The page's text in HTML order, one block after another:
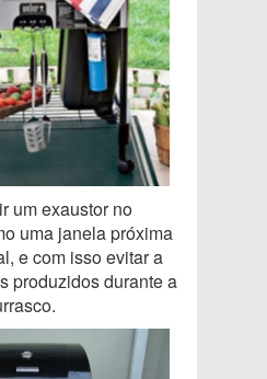
um exaustor no
uma janela próxima
e com isso evitar a
produzidos durante a